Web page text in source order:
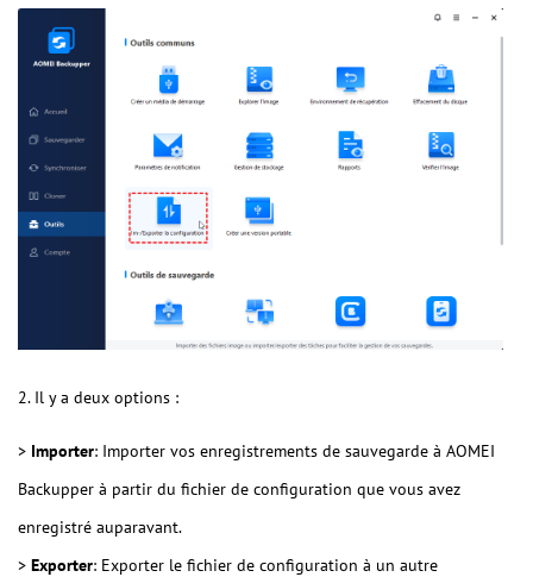
2. Il y a deux options :
> Importer: Importer vos enregistrements de sauvegarde à AOMEI
Backupper à partir du fichier de configuration que vous avez
enregistré auparavant.
> Exporter: Exporter le fichier de configuration à un autre